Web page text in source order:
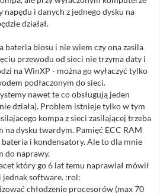
napędu i danych z jednego dysku na
działał.
bateria biosu i nie wiem czy ona zasila
przewodu od sieci nie trzyma daty i
na WinXP - można go wyłaczyć tylko
podłaczonym do sieci.
nawet te co obsługują jeden
działa). Problem istnieje tylko w tym
kompa z sieci zasilającej trzeba
na dysku twardym. Pamięć ECC RAM
i kondensatory. Ale to dla mnie
do naprawy.
który go 6 lat temu naprawiał mówił
software. :rol:
chłodzenie procesorów (max 70